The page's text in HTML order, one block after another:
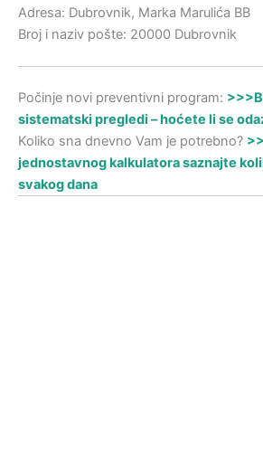
Adresa: Dubrovnik, Marka Marulića BB
Broj i naziv pošte: 20000 Dubrovnik
Počinje novi preventivni program:
sistematski pregledi – hoćete li se
Koliko sna dnevno Vam je potrebno?
jednostavnog kalkulatora saznajte
svakog dana